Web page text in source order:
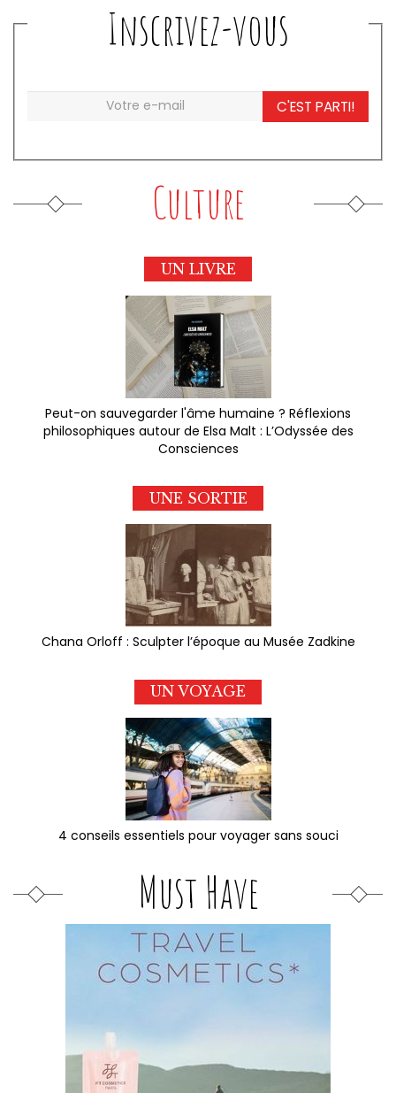
Inscrivez-vous
C'EST PARTI!
Culture
UN LIVRE
Peut-on sauvegarder l'âme humaine ? Réflexions
philosophiques autour de Elsa Malt : L’Odyssée des
Consciences
UNE SORTIE
Chana Orloff : Sculpter l’époque au Musée Zadkine
UN VOYAGE
4 conseils essentiels pour voyager sans souci
Must Have